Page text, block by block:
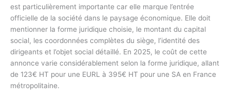
est particulièrement importante car elle marque l’entrée
officielle de la société dans le paysage économique. Elle doit
mentionner la forme juridique choisie, le montant du capital
social, les coordonnées complètes du siège, l’identité des
dirigeants et l’objet social détaillé. En 2025, le coût de cette
annonce varie considérablement selon la forme juridique, allant
de 123€ HT pour une EURL à 395€ HT pour une SA en France
métropolitaine.